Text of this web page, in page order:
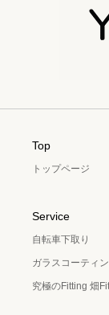
Top
トップページ
Service
自転車下取り
ガラスコーティ
究極のFitting 畑Fit